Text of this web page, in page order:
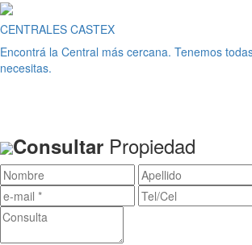
CENTRALES CASTEX
Encontrá la Central más cercana. Tenemos
necesitas.
Consultar Propiedad